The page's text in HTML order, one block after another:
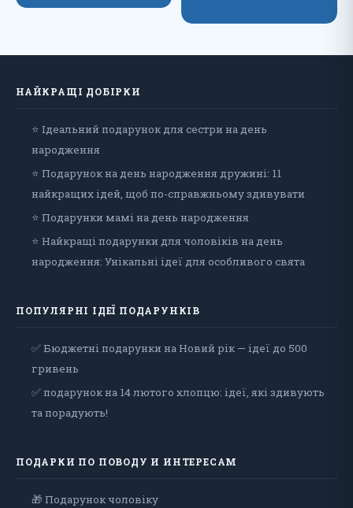
НАЙКРАЩІ ДОБІРКИ
⭐ Ідеальний подарунок для сестри на день
народження
⭐ Подарунок на день народження дружині: 11
найкращих ідей, щоб по-справжньому здивувати
⭐ Подарунки мамі на день народження
⭐ Найкращі подарунки для чоловіків на день
народження: Унікальні ідеї для особливого свята
ПОПУЛЯРНІ ІДЕЇ ПОДАРУНКІВ
✅ Бюджетні подарунки на Новий рік — ідеї до 500
гривень
✅ подарунок на 14 лютого хлопцю: ідеї, які здивують
та порадують!
ПОДАРКИ ПО ПОВОДУ И ИНТЕРЕСАМ
🎁 Подарунок чоловiку